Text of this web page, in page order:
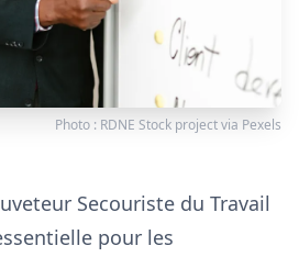
Photo : RDNE Stock projectvia Pexels
Secouriste du Travail
pour les